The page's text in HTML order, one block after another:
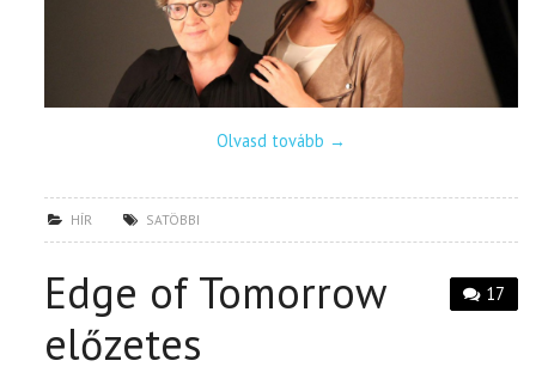
Olvasd tovább →
HÍR SATÖBBI
17
Edge of Tomorrow
előzetes